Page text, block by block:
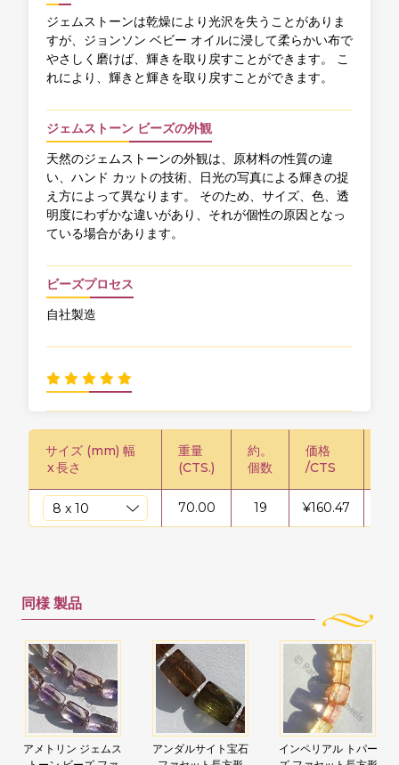
ジェムストーンは乾燥により光沢を失うことがありま
すが、ジョンソン ベビー オイルに浸して柔らかい布で
やさしく磨けば、輝きを取り戻すことができます。 こ
れにより、輝きと輝きを取り戻すことができます。
ジェムストーン ビーズの外観
天然のジェムストーンの外観は、原材料の性質の違
い、ハンド カットの技術、日光の写真による輝きの捉
え方によって異なります。 そのため、サイズ、色、透
明度にわずかな違いがあり、それが個性の原因となっ
ている場合があります。
ビーズプロセス
自社製造
サイズ (mm) 幅
x長さ
重量
(CTS.)
約。
個数
価格
/CTS
70.00 19 ¥160.47
同様 製品
アメトリン ジェムス
アンダルサイト宝石
インペリアル トパー